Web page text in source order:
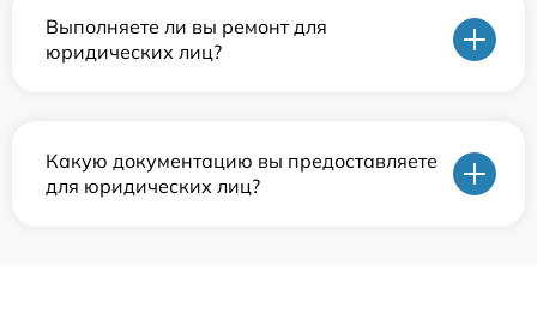
Выполняете ли вы ремонт для
юридических лиц?
Какую документацию вы предоставляете
для юридических лиц?